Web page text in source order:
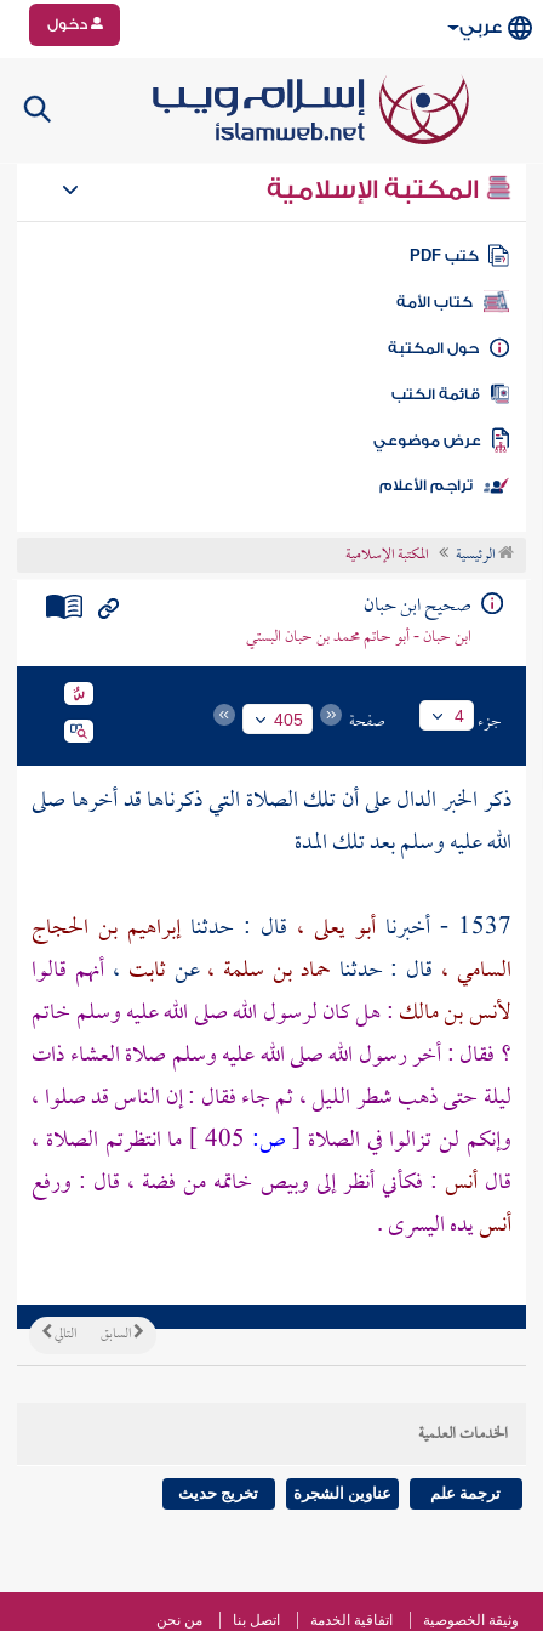
عربي دخول
المكتبة الإسلامية
كتب PDF
كتاب الأمة
المكتبة
الكتب
موضوعي
تراجم الأعلام
الرئيسية المكتبة الإسلامية
صحيح ابن حبان
ابن حبان - أبو حاتم محمد بن حبان البستي
جزء 4 صفحة 405
ذكر الخبر الدال على أن تلك الصلاة التي ذكرناها قد أخرها صلى
الله عليه وسلم بعد تلك المدة
1537 - أخبرنا
أبو يعلى ، قال : حدثناإبراهيم بن الحجاج
السامي ، قال : حدثنا حماد بن سلمة ،عنثابت ، أنهم قالوا
لأنس بن مالك: هل كان لرسول الله صلى الله عليه وسلم خاتم
؟ فقال : أخر رسول الله صلى الله عليه وسلم صلاة العشاء ذات
ليلة حتى ذهب شطر الليل ، ثم جاء فقال : إن الناس قد صلوا ،
وإنكم لن تزالوا في الصلاة [ص:
ما انتظرتم الصلاة ،
قالأنس : فكأني أنظر إلى وبيص خاتمه من فضة ، قال : ورفع
أنسيده اليسرى .
التالي السابق
الخدمات العلمية
ترجمة علم عناوين الشجرة تخريج حديث
وثيقة الخصوصية اتفاقية الخدمة اتصل بنا من نحن